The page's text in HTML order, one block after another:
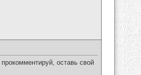
оставь свой